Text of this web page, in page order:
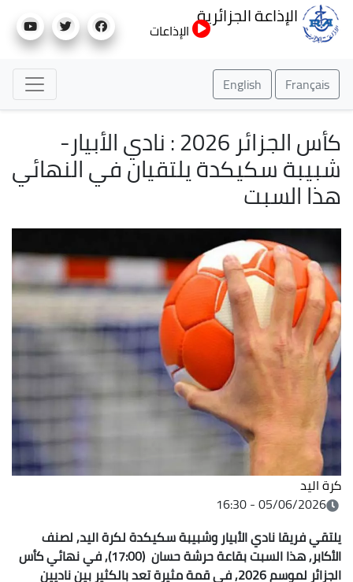
إلى
الإذاعة الجزائرية
الإذاعات
Français
English
كأس الجزائر 2026 : نادي الأبيار-
شبيبة سكيكدة يلتقيان في النهائي
هذا السبت
كرة اليد
05/06/2026 - 16:30
يلتقي فريقا نادي الأبيار وشبيبة سكيكدة لكرة اليد, لصنف
الأكابر, هذا السبت بقاعة حرشة حسان (17:00), في نهائي كأس
الجزائر لموسم 2026, في قمة مثيرة تعد بالكثير بين ناديين